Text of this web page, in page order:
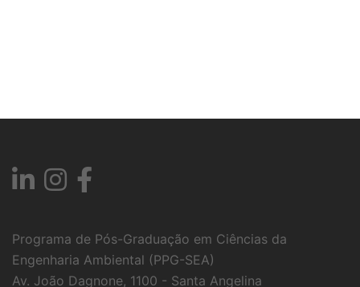
Programa de Pós-Graduação em Ciências da
Engenharia Ambiental (PPG-SEA)
Av. João Dagnone, 1100 - Santa Angelina